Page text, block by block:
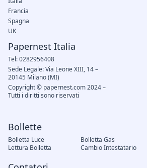
Bollette
Bolletta Luce Bolletta Gas
Lettura Bolletta
Cambio Intestatario
Francia
Spagna
UK
Papernest Italia
Tel: 0282956408
Sede Legale: Via Leone XIII, 14 –
20145 Milano (MI)
Copyright © papernest.com 2024 –
Tutti i diritti sono riservati